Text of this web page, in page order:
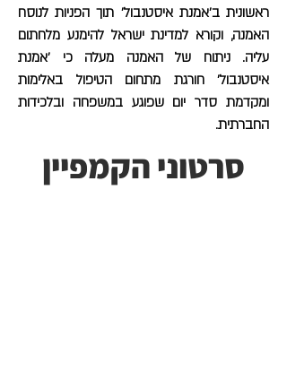
ראשונית ב'אמנת איסטנבול' תוך הפניות לנוסח
האמנה, וקורא למדינת ישראל להימנע מלחתום
עליה. ניתוח של האמנה מעלה כי 'אמנת
איסטנבול' חורגת מתחום הטיפול באלימות
ומקדמת סדר יום שפוגע במשפחה ובלכידות
החברתית.
סרטוני הקמפיין